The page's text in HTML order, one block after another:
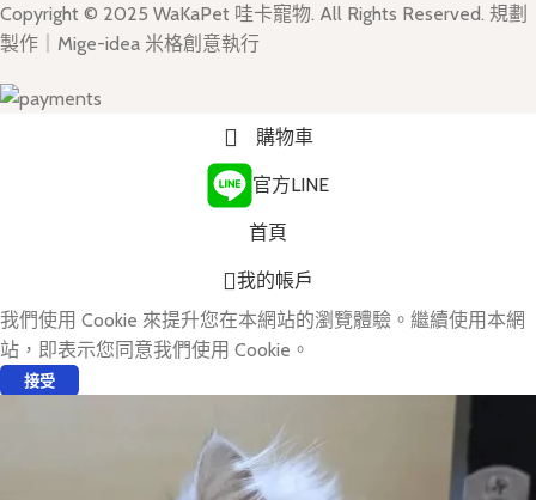
Copyright © 2025 WaKaPet 哇卡寵物. All Rights Reserved. 規劃
製作｜Mige-idea 米格創意執行
購物車
官方LINE
首頁
我的帳戶
我們使用 Cookie 來提升您在本網站的瀏覽體驗。繼續使用本網
站，即表示您同意我們使用 Cookie。
接受